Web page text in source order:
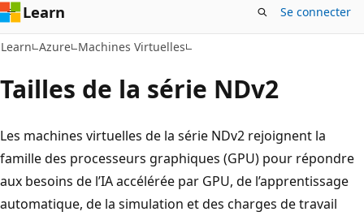
Learn Se connecter
Learn Azure Machines Virtuelles
Tailles de la série NDv2
Les machines virtuelles de la série NDv2 rejoignent la
famille des processeurs graphiques (GPU) pour répondre
aux besoins de l’IA accélérée par GPU, de l’apprentissage
automatique, de la simulation et des charges de travail